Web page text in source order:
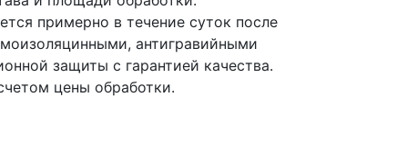
примерно в течение суток после
антигравийными
защиты с гарантией качества.
цены обработки.